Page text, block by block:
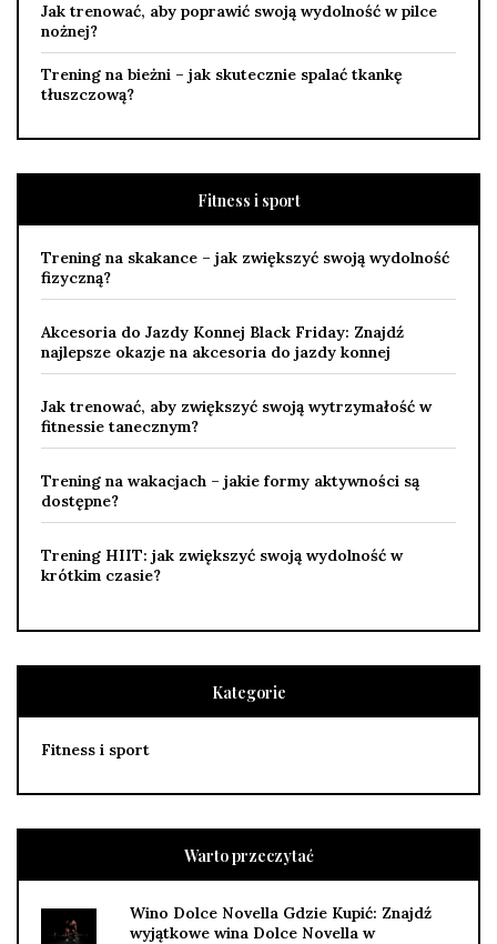
Jak trenować, aby poprawić swoją wydolność w pilce
nożnej?
Trening na bieżni – jak skutecznie spalać tkankę
tłuszczową?
Fitness i sport
Trening na skakance – jak zwiększyć swoją wydolność
fizyczną?
Akcesoria do Jazdy Konnej Black Friday: Znajdź
najlepsze okazje na akcesoria do jazdy konnej
Jak trenować, aby zwiększyć swoją wytrzymałość w
fitnessie tanecznym?
Trening na wakacjach – jakie formy aktywności są
dostępne?
Trening HIIT: jak zwiększyć swoją wydolność w
krótkim czasie?
Kategorie
Fitness i sport
Warto przeczytać
Wino Dolce Novella Gdzie Kupić: Znajdź
wyjątkowe wina Dolce Novella w